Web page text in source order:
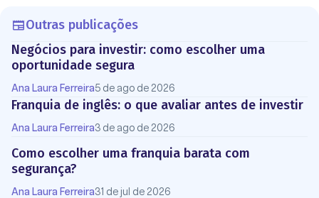
Outras publicações
Negócios para investir: como escolher uma
oportunidade segura
Ana Laura Ferreira5 de ago de 2026
Franquia de inglês: o que avaliar antes de investir
Ana Laura Ferreira3 de ago de 2026
Como escolher uma franquia barata com
segurança?
Ana Laura Ferreira31 de jul de 2026